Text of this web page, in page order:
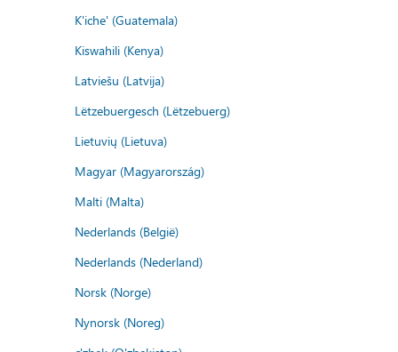
K'iche' (Guatemala)
Kiswahili (Kenya)
Latviešu (Latvija)
Lëtzebuergesch (Lëtzebuerg)
Lietuvių (Lietuva)
Magyar (Magyarország)
Malti (Malta)
Nederlands (België)
Nederlands (Nederland)
Norsk (Norge)
Nynorsk (Noreg)